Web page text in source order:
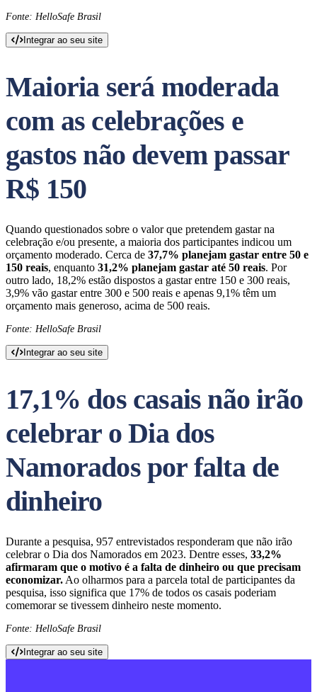
Fonte: HelloSafe Brasil
Integrar ao seu site
Maioria será moderada
com as celebrações e
gastos não devem passar
R$ 150
Quando questionados sobre o valor que pretendem gastar na
celebração e/ou presente, a maioria dos participantes indicou um
orçamento moderado. Cerca de 37,7% planejam gastar entre 50 e
150 reais, enquanto 31,2% planejam gastar até 50 reais. Por
outro lado, 18,2% estão dispostos a gastar entre 150 e 300 reais,
3,9% vão gastar entre 300 e 500 reais e apenas 9,1% têm um
orçamento mais generoso, acima de 500 reais.
Fonte: HelloSafe Brasil
Integrar ao seu site
17,1% dos casais não irão
celebrar o Dia dos
Namorados por falta de
dinheiro
Durante a pesquisa, 957 entrevistados responderam que não irão
celebrar o Dia dos Namorados em 2023. Dentre esses, 33,2%
afirmaram que o motivo é a falta de dinheiro ou que precisam
economizar. Ao olharmos para a parcela total de participantes da
pesquisa, isso significa que 17% de todos os casais poderiam
comemorar se tivessem dinheiro neste momento.
Fonte: HelloSafe Brasil
Integrar ao seu site